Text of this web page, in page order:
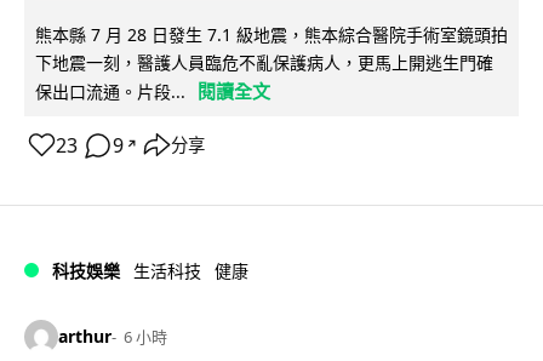
熊本縣 7 月 28 日發生 7.1 級地震，熊本綜合醫院手術室鏡頭拍
下地震一刻，醫護人員臨危不亂保護病人，更馬上開逃生門確
保出口流通。片段...
閱讀全文
23 9 ↗ 分享
科技娛樂 生活科技 健康
arthur 6 小時